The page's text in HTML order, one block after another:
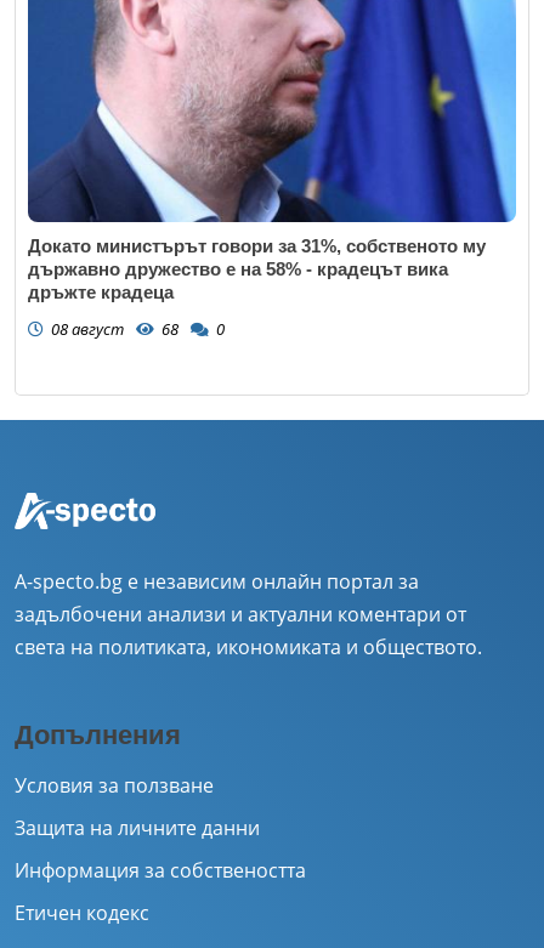
Докато министърът говори за 31%, собственото му
държавно дружество е на 58% - крадецът вика
дръжте крадеца
08 август 68 0
A-specto.bg е независим онлайн портал за
задълбочени анализи и актуални коментари от
света на политиката, икономиката и обществото.
Допълнения
Условия за ползване
Защита на личните данни
Информация за собствеността
Етичен кодекс